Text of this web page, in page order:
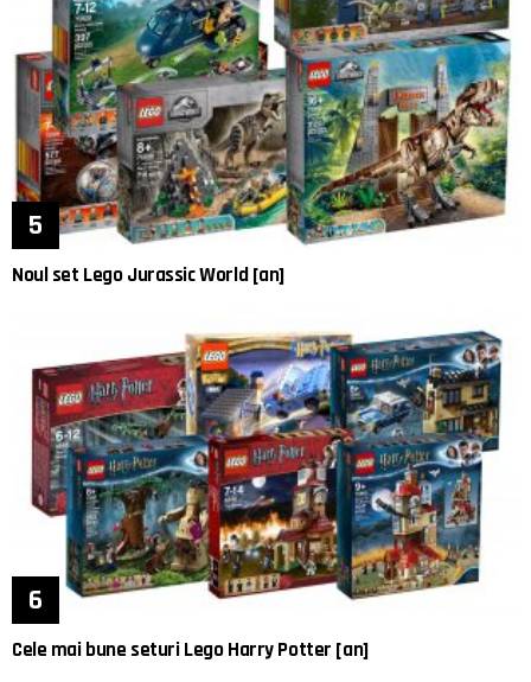
Noul set Lego Jurassic World [an]
Cele mai bune seturi Lego Harry Potter [an]